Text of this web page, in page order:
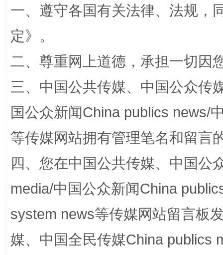
阿坝州三大球赛在茂县开幕 规模
一、遵守各国有关法律、法规，
定》。
二、尊重网上道德，承担一切因
三、中国公共传媒、中国公众传
国公众新闻China publics news/
等传媒网站拥有管理笔名和留言
四、您在中国公共传媒、中国公
media/中国公众新闻China
system news等传媒网站留言板
媒、中国全民传媒China publics